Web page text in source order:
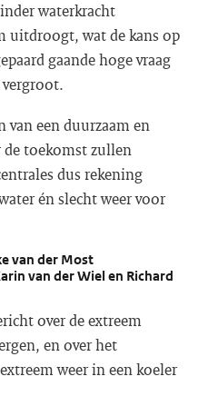
waterkracht
uitdroogt, wat de kans op
gaande hoge vraag
een duurzaam en
de toekomst zullen
dus rekening
én slecht weer voor
van der Most
van der Wiel en Richard
over de extreem
en over het
weer in een koeler